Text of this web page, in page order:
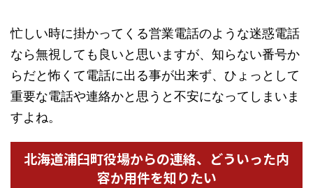
忙しい時に掛かってくる営業電話のような迷惑電話
なら無視しても良いと思いますが、知らない番号か
らだと怖くて電話に出る事が出来ず、ひょっとして
重要な電話や連絡かと思うと不安になってしまいま
すよね。
北海道浦臼町役場からの連絡、どういった内
容か用件を知りたい